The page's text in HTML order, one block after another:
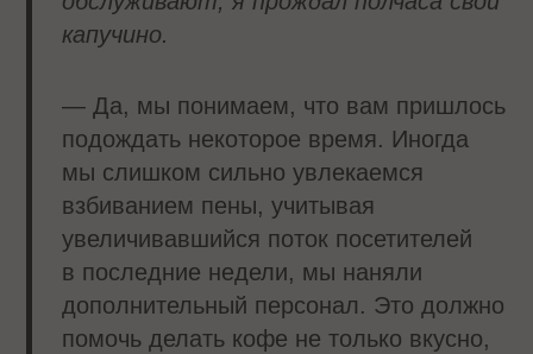
капучино.
— Да, мы понимаем, что вам пришлось
подождать некоторое время. Иногда
мы слишком сильно увлекаемся
взбиванием пены, учитывая
увеличивавшийся поток посетителей
в последние недели, мы наняли
дополнительный персонал. Это должно
помочь делать кофе не только вкусно,